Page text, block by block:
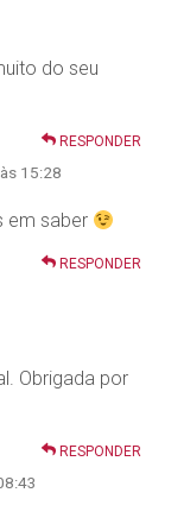
do seu
RESPONDER
15:28
em saber
RESPONDER
Obrigada por
RESPONDER